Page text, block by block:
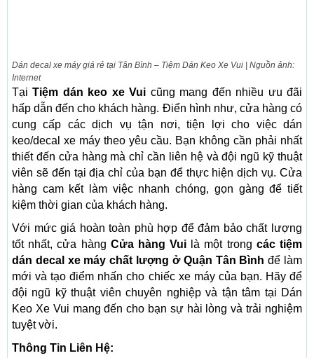
Dán decal xe máy giá rẻ tại Tân Bình – Tiệm Dán Keo Xe Vui | Nguồn ảnh:
Internet
Tại Tiệm dán keo xe Vui cũng mang đến nhiều ưu đãi
hấp dẫn đến cho khách hàng. Điển hình như, cửa hàng có
cung cấp các dịch vụ tận nơi, tiện lợi cho việc dán
keo/decal xe máy theo yêu cầu. Bạn không cần phải nhất
thiết đến cửa hàng mà chỉ cần liên hệ và đội ngũ kỹ thuật
viên sẽ đến tại địa chỉ của bạn để thực hiện dịch vụ. Cửa
hàng cam kết làm việc nhanh chóng, gọn gàng để tiết
kiệm thời gian của khách hàng.
Với mức giá hoàn toàn phù hợp để đảm bảo chất lượng
tốt nhất, cửa hàng Cửa hàng Vui là một trong các tiệm
dán decal xe máy chất lượng ở Quận Tân Bình để làm
mới và tạo điểm nhấn cho chiếc xe máy của bạn. Hãy để
đội ngũ kỹ thuật viên chuyên nghiệp và tận tâm tại Dán
Keo Xe Vui mang đến cho bạn sự hài lòng và trải nghiệm
tuyệt vời.
Thông Tin Liên Hệ: